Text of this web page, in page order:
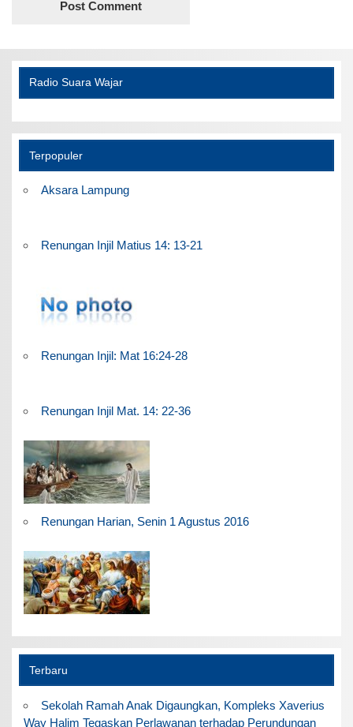
Radio Suara Wajar
Terpopuler
Aksara Lampung
Renungan Injil Matius 14: 13-21
Renungan Injil: Mat 16:24-28
Renungan Injil Mat. 14: 22-36
Renungan Harian, Senin 1 Agustus 2016
Terbaru
Sekolah Ramah Anak Digaungkan, Kompleks Xaverius
Way Halim Tegaskan Perlawanan terhadap Perundungan